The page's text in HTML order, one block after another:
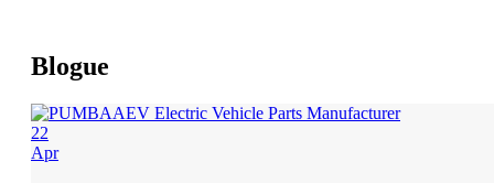
Blogue
22
Apr